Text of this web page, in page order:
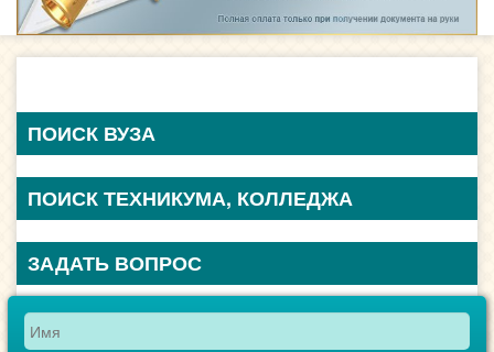
ПОИСК ВУЗА
ПОИСК ТЕХНИКУМА, КОЛЛЕДЖА
ЗАДАТЬ ВОПРОС